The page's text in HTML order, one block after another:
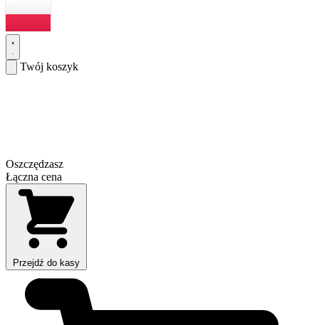
Twój koszyk
Oszczędzasz
Łączna cena
Przejdź do kasy